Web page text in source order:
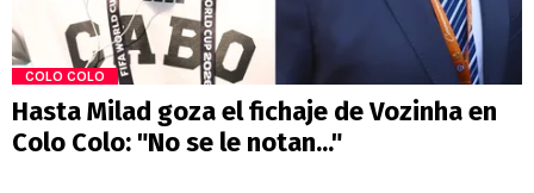
COLO COLO
Hasta Milad goza el fichaje de Vozinha en
Colo Colo: "No se le notan..."